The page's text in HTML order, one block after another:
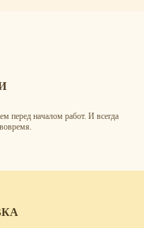
перед началом работ. И всегда